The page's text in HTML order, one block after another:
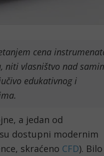
cena
niti vlasništvo nad
edukativnog i
a jedan od
dostupni modernim
skraćeno CFD).